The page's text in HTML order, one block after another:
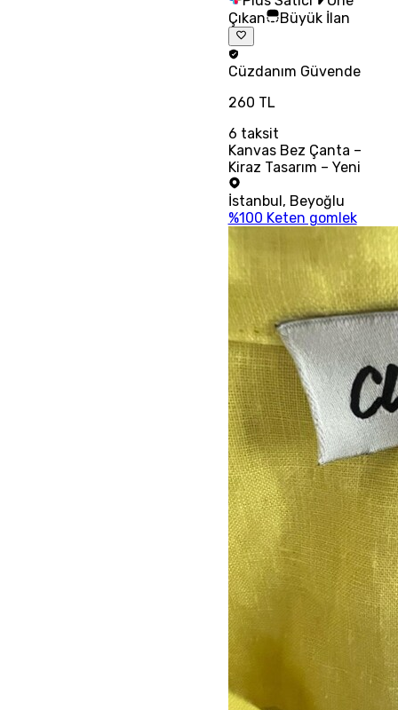
Çıkan
Büyük İlan
Cüzdanım Güvende
260 TL
6 taksit
Kanvas Bez Çanta –
Kiraz Tasarım – Yeni
İstanbul, Beyoğlu
%100 Keten gomlek